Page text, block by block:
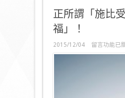
正所謂「施比
福」！
2015/12/04
在
〈正
留言功能已